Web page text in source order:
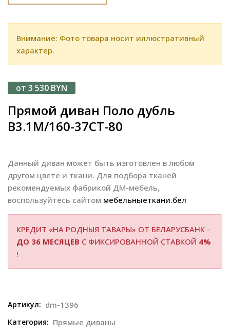
Внимание: Фото товара носит иллюстративный
характер.
от 3 530 BYN
Прямой диван Поло дубль
В3.1М/160-37СТ-80
Данный диван может быть изготовлен в любом
другом цвете и ткани. Для подбора тканей
рекомендуемых фабрикой ДМ-мебель,
воспользуйтесь сайтом мебельныеткани.бел
КРЕДИТ «НА РОДНЫЯ ТАВАРЫ» ОТ БЕЛАРУСБАНК -
ДО 36 МЕСЯЦЕВ С ФИКСИРОВАННОЙ СТАВКОЙ 4%
!
Артикул: dm-1396
Категория: Прямые диваны